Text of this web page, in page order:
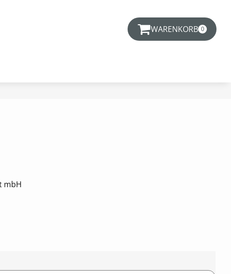
WARENKORB 0
mbH